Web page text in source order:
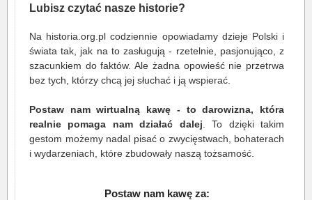
Lubisz czytać nasze historie?
Na historia.org.pl codziennie opowiadamy dzieje Polski i
świata tak, jak na to zasługują - rzetelnie, pasjonująco, z
szacunkiem do faktów. Ale żadna opowieść nie przetrwa
bez tych, którzy chcą jej słuchać i ją wspierać.
Postaw nam wirtualną kawę - to darowizna, która
realnie pomaga nam działać dalej . To dzięki takim
gestom możemy nadal pisać o zwycięstwach, bohaterach
i wydarzeniach, które zbudowały naszą tożsamość.
Postaw nam kawę za: